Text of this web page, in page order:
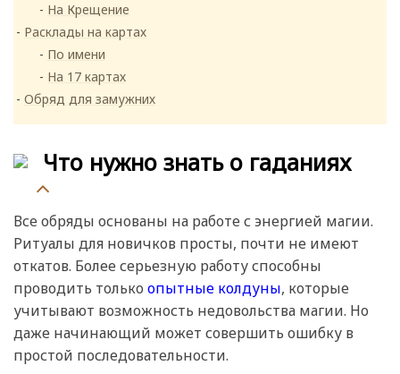
На Крещение
Расклады на картах
По имени
На 17 картах
Обряд для замужних
Что нужно знать о гаданиях
Все обряды основаны на работе с энергией магии.
Ритуалы для новичков просты, почти не имеют
откатов. Более серьезную работу способны
проводить только опытные колдуны, которые
учитывают возможность недовольства магии. Но
даже начинающий может совершить ошибку в
простой последовательности.